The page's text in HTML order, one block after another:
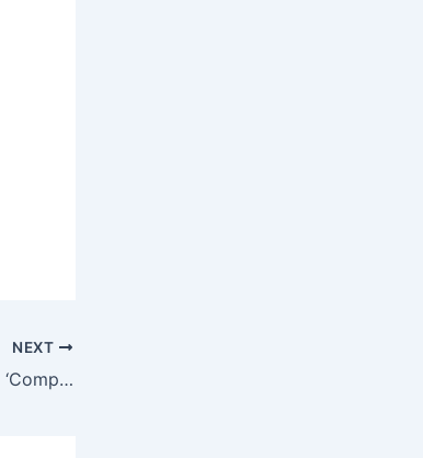
NEXT
Inclusão digital: Programa ‘Computadores para Inclusão’ registra maior doação da história em 2024